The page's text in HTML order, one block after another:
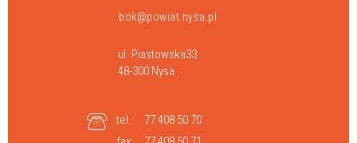
bok@powiat.nysa.pl
ul. Piastowska33
48-300 Nysa
tel.:
77 408 50 70